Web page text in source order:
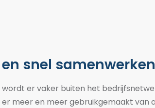
snel samenwerken
wordt er vaker buiten het
meer en meer gebruikgemaakt van